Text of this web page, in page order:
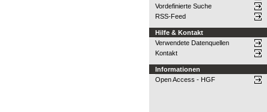
Vordefinierte Suche
RSS-Feed
Hilfe & Kontakt
Verwendete Datenquellen
Kontakt
Informationen
Open Access - HGF